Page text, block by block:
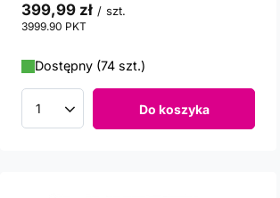
399,99 zł / szt.
3999.90 PKT
Dostępny (74 szt.)
Ilość produktów Do koszyka